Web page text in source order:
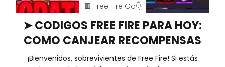
🟥 Free Fire Go👇
➤ CODIGOS FREE FIRE PARA HOY:
COMO CANJEAR RECOMPENSAS
¡Bienvenidos, sobrevivientes de Free Fire! Si estás